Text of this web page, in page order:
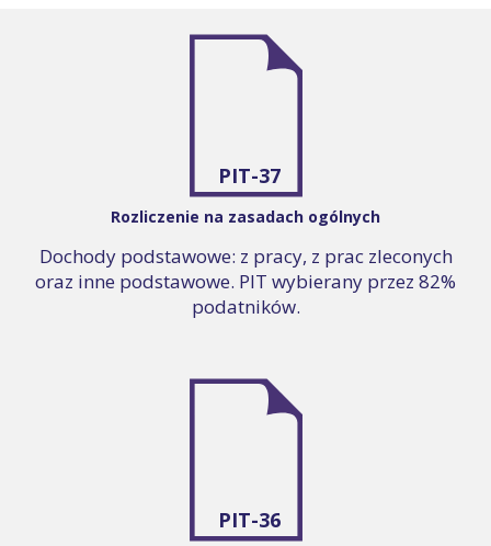
PIT-37
Rozliczenie na zasadach ogólnych
Dochody podstawowe: z pracy, z prac zleconych
oraz inne podstawowe. PIT wybierany przez 82%
podatników.
PIT-36